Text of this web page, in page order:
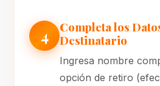
4
Completa los
Destinatario
Ingresa nombre
opción de retiro